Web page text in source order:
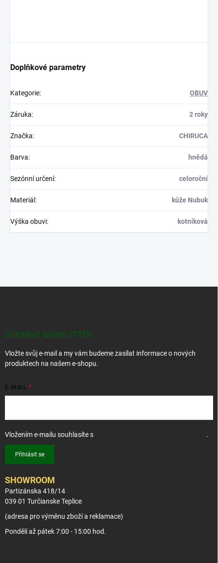
Doplňkové parametry
Kategorie: OBUV
Záruka: 2 roky
Značka: CHIRUCA
Barva: hnědá
Sezónní určení: celoroční
Materiál : kůže Nubuk
Výška obuvi: kotníková
ODEBÍRAT NEWSLETTER
Vložte svůj e-mail a my vám budeme zasílat informace o nových
produktech na našem e-shopu.
E-MAIL
Vložením e-mailu souhlasíte s .
Přihlásit se
SHOWROOM
Partizánska 418/14
039 01 Turčianske Teplice
(adresa pro výměnu zboží a reklamace)
Pondělí až pátek 7:00 - 15:00 hod.